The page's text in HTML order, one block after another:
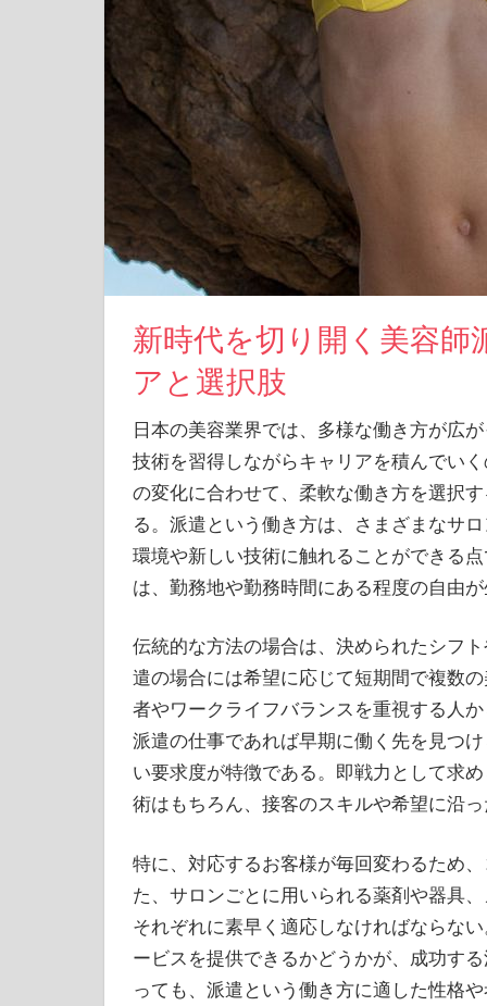
新時代を切り開く美容
アと選択肢
日本の美容業界では、多様な働き方が広
技術を習得しながらキャリアを積んでい
の変化に合わせて、柔軟な働き方を選択
る。派遣という働き方は、さまざまなサ
環境や新しい技術に触れることができる
は、勤務地や勤務時間にある程度の自由
伝統的な方法の場合は、決められたシフ
遣の場合には希望に応じて短期間で複数
者やワークライフバランスを重視する人
派遣の仕事であれば早期に働く先を見つ
い要求度が特徴である。即戦力として求
術はもちろん、接客のスキルや希望に沿
特に、対応するお客様が毎回変わるため
た、サロンごとに用いられる薬剤や器具
それぞれに素早く適応しなければならな
ービスを提供できるかどうかが、成功す
っても、派遣という働き方に適した性格